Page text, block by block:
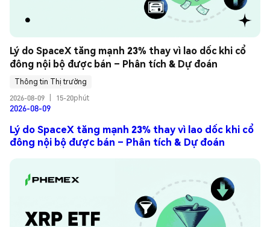
Lý do SpaceX tăng mạnh 23% thay vì lao dốc khi cổ
đông nội bộ được bán – Phân tích & Dự đoán
Thông tin Thị trường
2026-08-09
15-20phút
2026-08-09
Lý do SpaceX tăng mạnh 23% thay vì lao dốc khi cổ
đông nội bộ được bán – Phân tích & Dự đoán